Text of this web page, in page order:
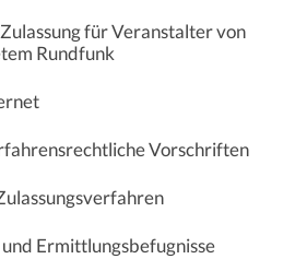
für Veranstalter von
Rundfunk
Vorschriften
Ermittlungsbefugnisse